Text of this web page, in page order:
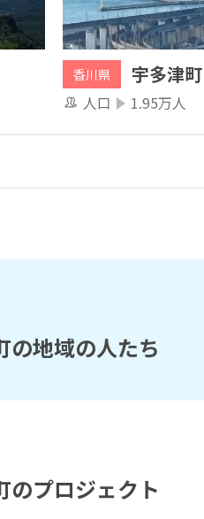
香川県 宇多津町
人口 1.95万人
の地域の人たち
のプロジェクト